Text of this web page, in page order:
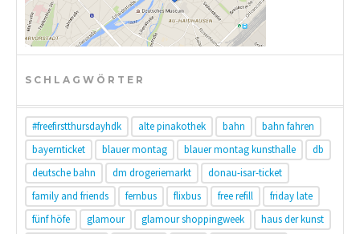
SCHLAGWÖRTER
#freefirstthursdayhdk alte pinakothek bahn
bahn fahren
bayernticket
blauer montag blauer montag kunsthalle
db
deutsche bahn
dm drogeriemarkt
donau-isar-ticket
family and friends
fernbus flixbus free refill
friday late
fünf höfe
glamour glamour shoppingweek
haus der kunst